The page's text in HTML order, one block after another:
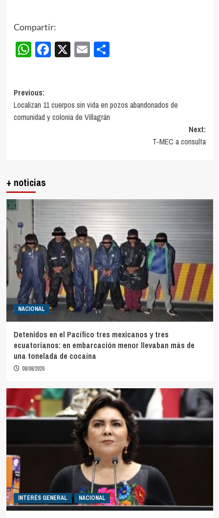
Compartir:
WhatsApp
Facebook
X EmailCompartir
Post
navigation
Previous:
Localizan 11 cuerpos sin vida en pozos abandonados de
comunidad y colonia de Villagrán
Next:
T-MEC a consulta
+ noticias
NACIONAL
Detenidos en el Pacífico tres mexicanos y tres
ecuatorianos: en embarcación menor llevaban más de
una tonelada de cocaína
08/08/2026
INTERÉS GENERAL NACIONAL